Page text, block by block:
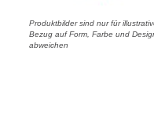
Produktbilder sind nur für
Bezug auf Form, Farbe und
abweichen